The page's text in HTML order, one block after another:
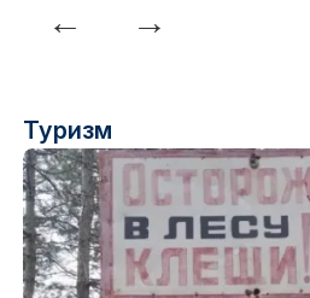
Туризм